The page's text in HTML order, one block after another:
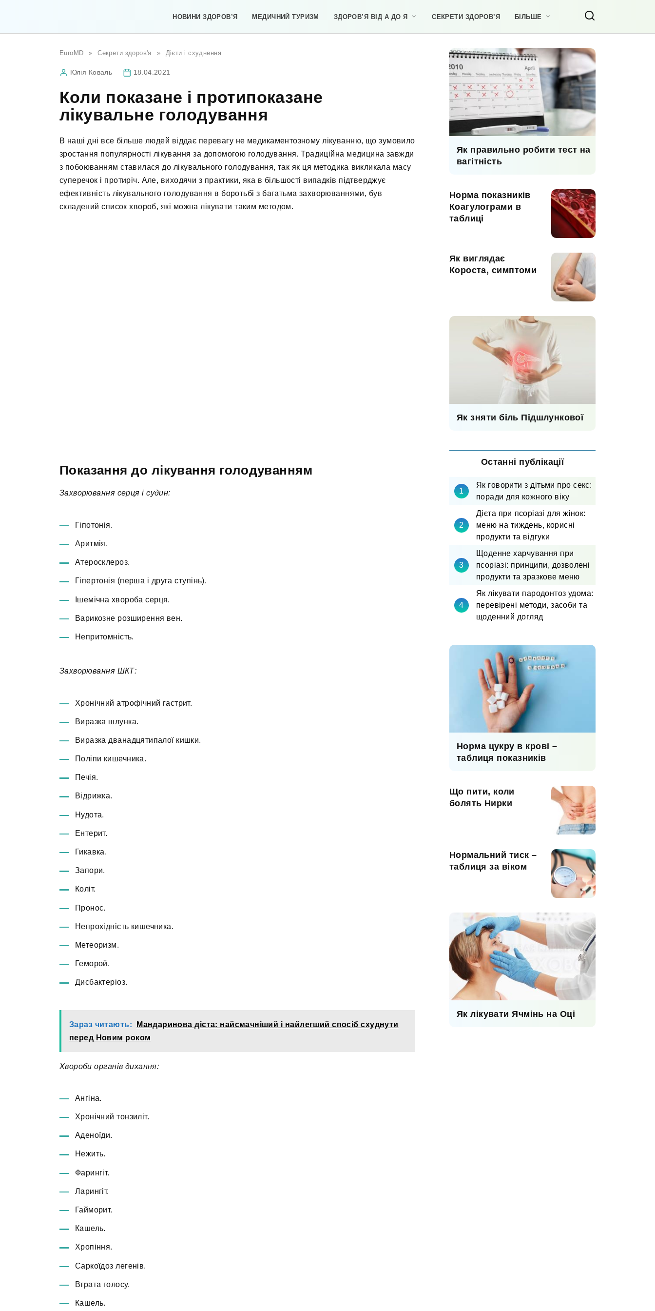
НОВИНИ ЗДОРОВ’Я МЕДИЧНИЙ ТУРИЗМ ЗДОРОВ’Я ВІД А ДО Я СЕКРЕТИ ЗДОРОВ’Я БІЛЬШЕ
EuroMD » Секрети здоров'я » Дієти і схуднення
Юлія Коваль 18.04.2021
Коли показане і протипоказане
лікувальне голодування
В наші дні все більше людей віддає перевагу не медикаментозному лікуванню, що зумовило
зростання популярності лікування за допомогою голодування. Традиційна медицина завжди
з побоюванням ставилася до лікувального голодування, так як ця методика викликала масу
суперечок і протиріч. Але, виходячи з практики, яка в більшості випадків підтверджує
ефективність лікувального голодування в боротьбі з багатьма захворюваннями, був
складений список хвороб, які можна лікувати таким методом.
Показання до лікування голодуванням
Захворювання серця і судин:
Гіпотонія.
Аритмія.
Атеросклероз.
Гіпертонія (перша і друга ступінь).
Ішемічна хвороба серця.
Варикозне розширення вен.
Непритомність.
Захворювання ШКТ:
Хронічний атрофічний гастрит.
Виразка шлунка.
Виразка дванадцятипалої кишки.
Поліпи кишечника.
Печія.
Відрижка.
Нудота.
Ентерит.
Гикавка.
Запори.
Коліт.
Пронос.
Непрохідність кишечника.
Метеоризм.
Геморой.
Дисбактеріоз.
Зараз читають:
Мандаринова дієта: найсмачніший і найлегший спосіб схуднути
перед Новим роком
Хвороби органів дихання:
Ангіна.
Хронічний тонзиліт.
Аденоїди.
Нежить.
Фарингіт.
Ларингіт.
Гайморит.
Кашель.
Хропіння.
Саркоїдоз легенів.
Втрата голосу.
Кашель.
Як правильно робити тест на
вагітність
Норма показників
Коагулограми в
таблиці
Як виглядає
Короста, симптоми
Як зняти біль Підшлункової
Останні публікації
Як говорити з дітьми про секс:
поради для кожного віку
Дієта при псоріазі для жінок:
меню на тиждень, корисні
продукти та відгуки
Щоденне харчування при
псоріазі: принципи, дозволені
продукти та зразкове меню
Як лікувати пародонтоз удома:
перевірені методи, засоби та
щоденний догляд
Норма цукру в крові –
таблиця показників
Що пити, коли
болять Нирки
Нормальний тиск –
таблиця за віком
Як лікувати Ячмінь на Оці